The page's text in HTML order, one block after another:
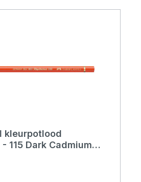
kleurpotlood
115 Dark Cadmium